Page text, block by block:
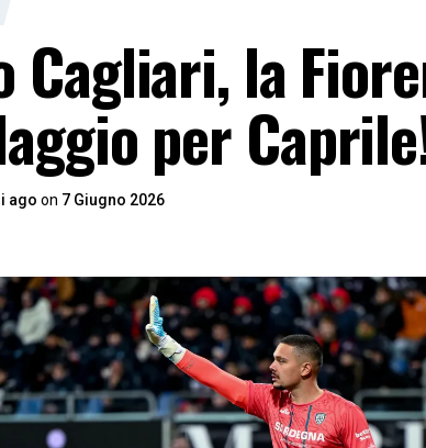
Cagliari, la
per
ago on 7 Giugno 2026